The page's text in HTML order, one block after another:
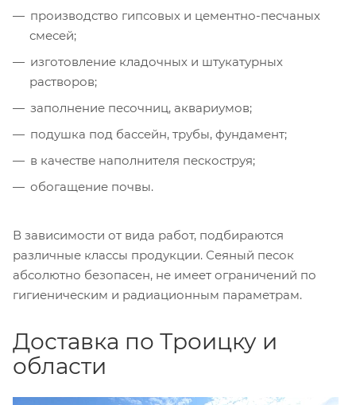
производство гипсовых и цементно-песчаных
смесей;
изготовление кладочных и штукатурных
растворов;
заполнение песочниц, аквариумов;
подушка под бассейн, трубы, фундамент;
в качестве наполнителя пескоструя;
обогащение почвы.
В зависимости от вида работ, подбираются
различные классы продукции. Сеяный песок
абсолютно безопасен, не имеет ограничений по
гигиеническим и радиационным параметрам.
Доставка по Троицку и
области